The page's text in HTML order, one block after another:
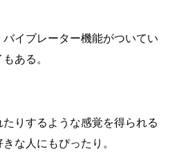
イブレーター機能がついてい
ある。
りするような感覚を得られる
な人にもぴったり。